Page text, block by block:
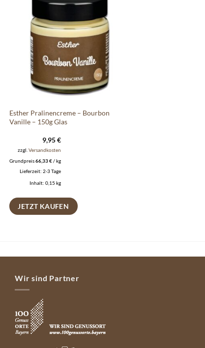
Wunschliste
Esther Pralinencreme – Bourbon
Vanille – 150g Glas
9,95€
zzgl. Versandkosten
Grundpreis66,33€/kg
Lieferzeit: 2-3 Tage
Inhalt: 0,15 kg
JETZT KAUFEN
Wir sind Partner